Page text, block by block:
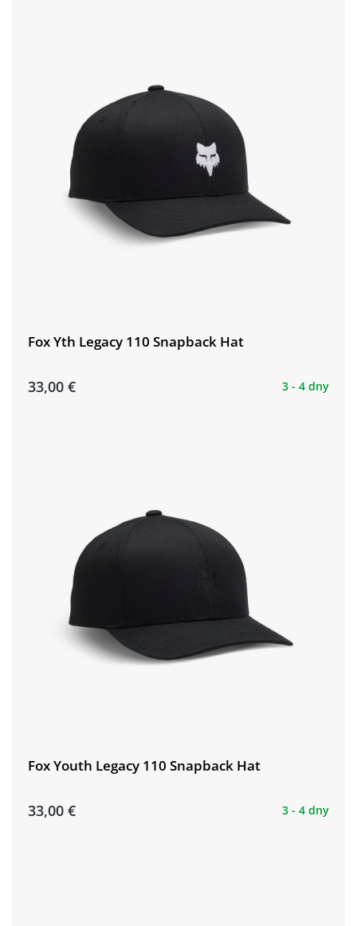
Fox Yth Legacy 110 Snapback Hat
33,00 € 3 - 4 dny
Fox Youth Legacy 110 Snapback Hat
33,00 € 3 - 4 dny